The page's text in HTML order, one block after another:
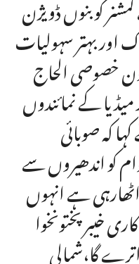
بہتر سہولیات
خصوصی الحاج
کے نمائندوں
کہ صوبائی
کو اندھیروں سے
ہے انہوں
خیبر پختونخوا
گا،شمالی